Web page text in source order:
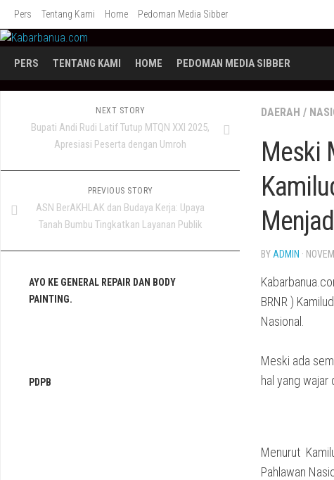
Skip
content
Pers Tentang Kami Home Pedoman Media Sibber
PERS TENTANG KAMI HOME PEDOMAN MEDIA SIBBER
DAERAH /
Meski
BY ADMIN ·
BRNR )
Nasional.
Meski ada
hal yang
Menurut
Pahlawan
NEXT STORY
Bupati Andi Rudi Latif Tutup MTQN XXI 2025,
Apresiasi Peserta dengan Umroh
PREVIOUS STORY
ASN BerAKHLAK dan Budaya Kerja: Upaya
Tanah Bumbu Tingkatkan Layanan Publik
AYO KE GENERAL REPAIR DAN BODY
PAINTING.
PDPB